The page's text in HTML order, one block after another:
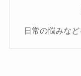
日常の悩みな